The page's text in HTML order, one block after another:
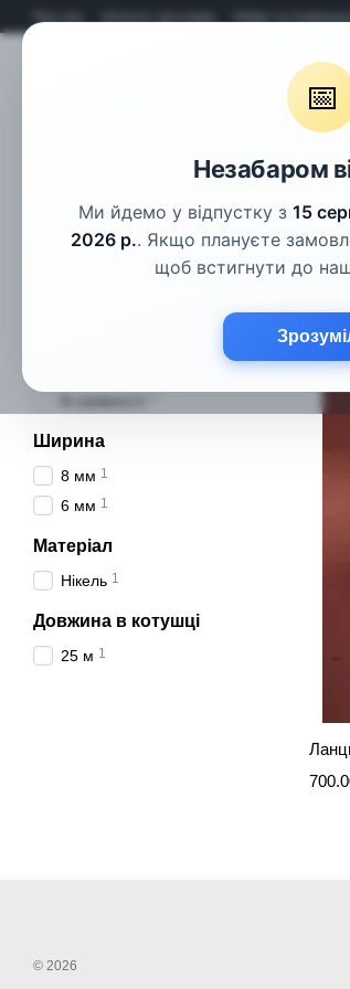
📅
Незабаром
Ми йдемо у відпустку з 15
2026 р.. Якщо плануєте
щоб встигнути до
Про нас Оплата і доставка Обмін та
Гудзики
Ланцюжок декоративний
Ланцюжок
В наявності
Ширина
8 мм 1
6 мм 1
Матеріал
Нікель 1
Довжина в котушці
25 м 1
© 2026